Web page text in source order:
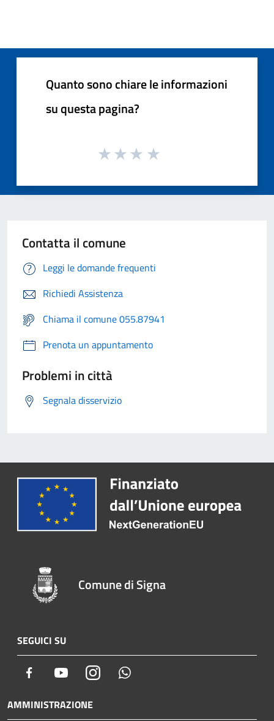
Quanto sono chiare le informazioni
su questa pagina?
Contatta il comune
Leggi le domande frequenti
Richiedi Assistenza
Chiama il comune 055.87941
Prenota un appuntamento
Problemi in città
Segnala disservizio
Comune di Signa
SEGUICI SU
Facebook YoutubeInstagram
AMMINISTRAZIONE